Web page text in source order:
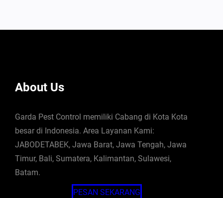
About Us
Garda Pest Control memiliki Cabang di Kota Kota
besar di Indonesia. Area Layanan Kami:
JABODETABEK, Jawa Barat, Jawa Tengah, Jawa
Timur, Bali, Sumatera, Kalimantan, Sulawesi,
Batam.
PESAN SEKARANG